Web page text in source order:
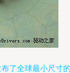
了全球最小尺寸